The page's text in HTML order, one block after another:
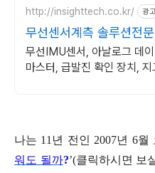
http://insighttech.co.kr/ 광
무선센서계측 솔루션전
무선IMU센서, 아날로그 데
마스터, 급발진 확인 장치, 지
나는 11 년 전인 2007년 6월
워도 될까?’(클릭하시면 보